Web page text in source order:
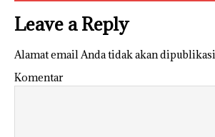
Leave a Reply
Alamat email Anda tidak akan
Komentar